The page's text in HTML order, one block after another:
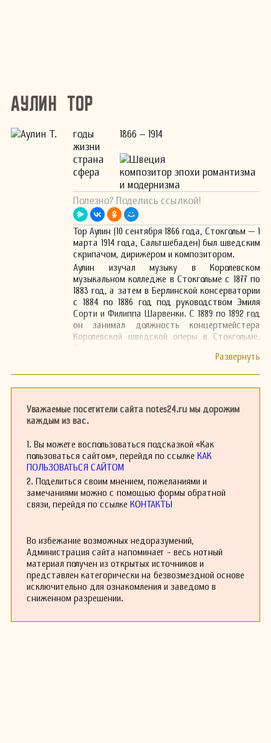
Аулин Тор
годы
жизни
1866 – 1914
страна
Швеция
сфера
композитор эпохи романтизма
и модернизма
Полезно? Поделись ссылкой!
Тор Аулин (10 сентября 1866 года, Стокгольм — 1
марта 1914 года, Сальтшёбаден) был шведским
скрипачом, дирижёром и композитором.
Аулин изучал музыку в Королевском
музыкальном колледже в Стокгольме с 1877 по
1883 год, а затем в Берлинской консерватории
с 1884 по 1886 год под руководством Эмиля
Сорти и Филиппа Шарвенки. С 1889 по 1892 год
он занимал должность концертмейстера
Королевской шведской оперы в Стокгольме.
симфоническими оркестрами Стокгольма и
ансамбль заслужил отличную репутацию и
прекратил своё существование в 1912 году. В
Аулин стал инициатором возрождения
интереса к творчеству Франца Бервалида и в
качестве солиста он представил на сцене
скрипки с оркестром.
Аулин сочинил ряд оркестровых и камерных
произведений, включая сонату для скрипки,
скрипки.
Его сестра, Лаура Вальборг Аулин (1860 — 1928),
была пианисткой и композитором, чьё
творчество включает два струнных квартета,
ми-бемоль мажор и ля минор, а также другие
произведения. Внук Тора Аулина, также
Уважаемые посетители сайта notes24.ru мы дорожим
каждым из вас.
1. Вы можете воспользоваться подсказкой «Как
пользоваться сайтом», перейдя по ссылке КАК
ПОЛЬЗОВАТЬСЯ САЙТОМ
2. Поделиться своим мнением, пожеланиями и
замечаниями можно с помощью формы обратной
связи, перейдя по ссылке КОНТАКТЫ
Во избежание возможных недоразумений,
Администрация сайта напоминает - весь нотный
материал получен из открытых источников и
представлен категорически на безвозмездной основе
исключительно для ознакомления и заведомо в
сниженном разрешении.